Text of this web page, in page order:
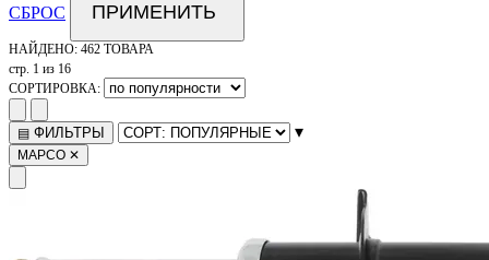
СБРОС ПРИМЕНИТЬ
НАЙДЕНО: 462 ТОВАРА
стр. 1 из 16
СОРТИРОВКА:
▤ ФИЛЬТРЫ ▾
MAPCO ✕